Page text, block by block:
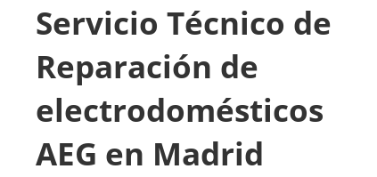
Servicio Técnico de
Reparación de
electrodomésticos
AEG en Madrid